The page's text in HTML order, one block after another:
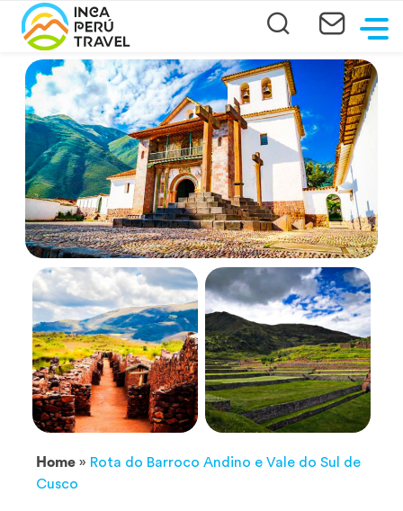
Home » Rota do Barroco Andino e Vale do Sul de
Cusco